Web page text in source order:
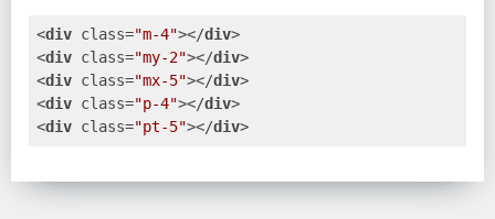
<div class="m-4"></div>
<div class="my-2"></div>
<div class="mx-5"></div>
<div class="p-4"></div>
<div class="pt-5"></div>